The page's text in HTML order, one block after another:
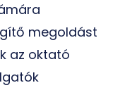
megoldást
az oktató